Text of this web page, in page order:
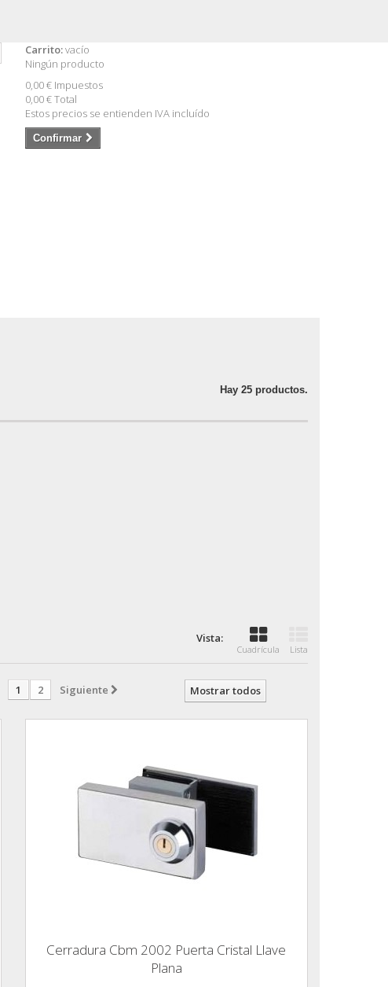
Carrito:vacío
Ningún producto
0,00 € Impuestos
0,00 €Total
Estos precios se entienden IVA incluído
Confirmar
Hay 25 productos.
Vista:
Cuadrícula Lista
Mostrar todos
1 2 Siguiente
Cerradura Cbm 2002 Puerta Cristal Llave
Plana